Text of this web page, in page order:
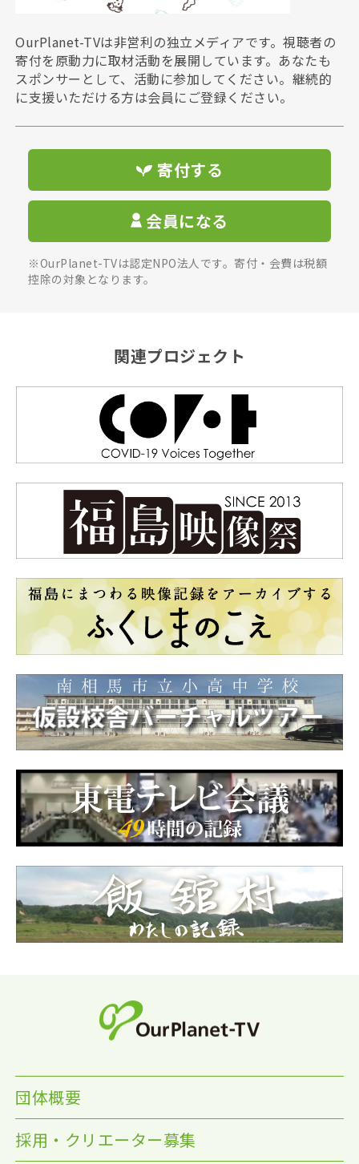
OurPlanet-TVは非営利の独立メディアです。視聴者の
寄付を原動力に取材活動を展開しています。あなたも
スポンサーとして、活動に参加してください。継続的
に支援いただける方は会員にご登録ください。
寄付する
会員になる
※OurPlanet-TVは認定NPO法人です。寄付・会費は税額
控除の対象となります。
関連プロジェクト
団体概要
採用・クリエーター募集